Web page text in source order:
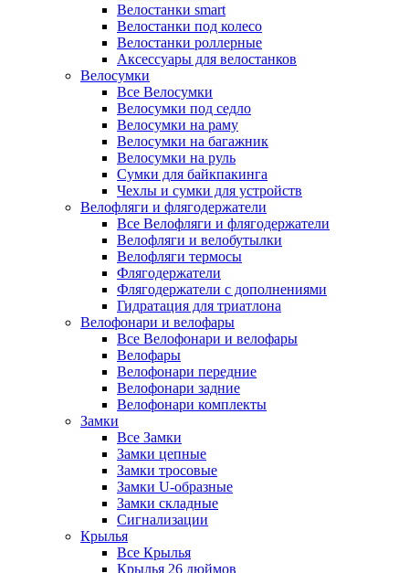
Велостанки smart
Велостанки под колесо
Велостанки роллерные
Аксессуары для велостанков
Велосумки
Все Велосумки
Велосумки под седло
Велосумки на раму
Велосумки на багажник
Велосумки на руль
Сумки для байкпакинга
Чехлы и сумки для устройств
Велофляги и флягодержатели
Все Велофляги и флягодержатели
Велофляги и велобутылки
Велофляги термосы
Флягодержатели
Флягодержатели с дополнениями
Гидратация для триатлона
Велофонари и велофары
Все Велофонари и велофары
Велофары
Велофонари передние
Велофонари задние
Велофонари комплекты
Замки
Все Замки
Замки цепные
Замки тросовые
Замки U-образные
Замки складные
Сигнализации
Крылья
Все Крылья
Крылья 26 дюймов